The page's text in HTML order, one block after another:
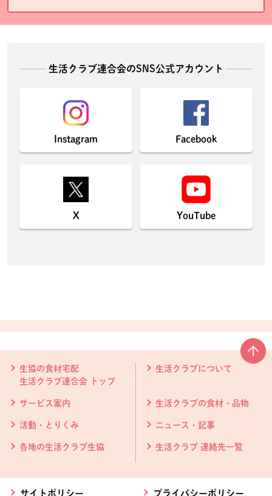
生活クラブ連合会のSNS公式アカウント
Instagram Facebook
X YouTube
生協の食材宅配
生活クラブ連合会 トップ
生活クラブについて
サービス案内 生活クラブの食材・品物
活動・とりくみ ニュース・記事
各地の生活クラブ生協 生活クラブ 連絡先一覧
サイトポリシー プライバシーポリシー